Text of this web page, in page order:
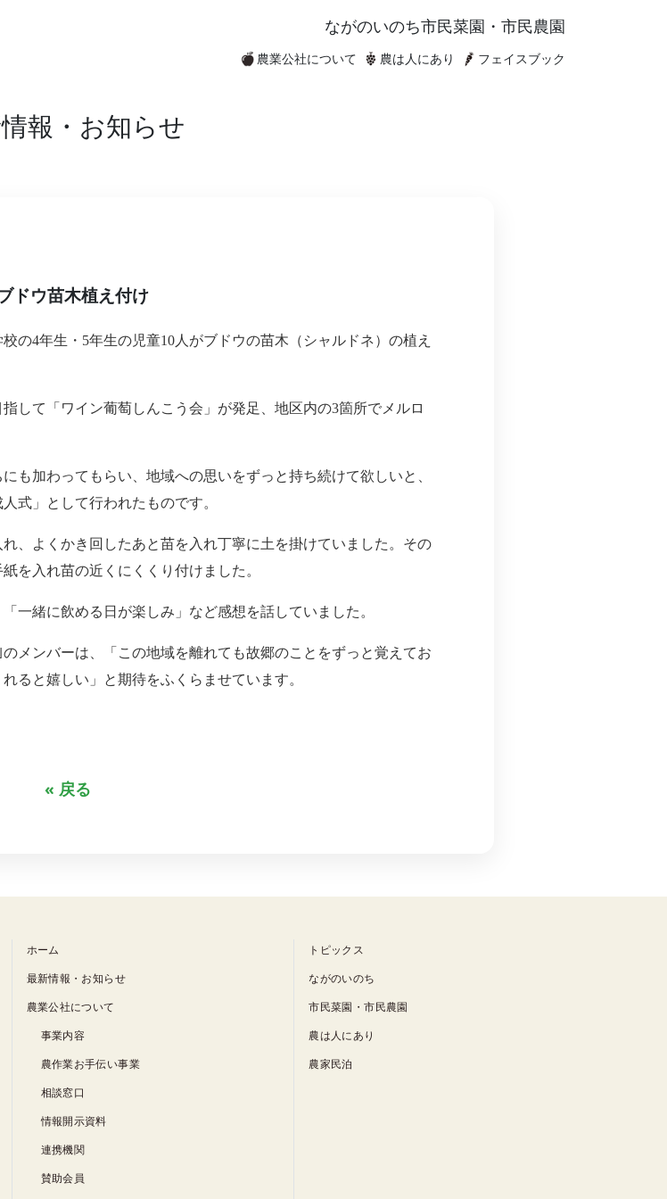
ながのいのち市民菜園・市民農園
農業公社について 農は人にあり フェイスブック
報・お知らせ
ドウ苗木植え付け
の4年生・5年生の児童10人がブドウの苗木（シャルドネ）の植え
して「ワイン葡萄しんこう会」が発足、地区内の3箇所でメルロ
も加わってもらい、地域への思いをずっと持ち続けて欲しいと、
式」として行われたものです。
、よくかき回したあと苗を入れ丁寧に土を掛けていました。その
を入れ苗の近くにくくり付けました。
一緒に飲める日が楽しみ」など感想を話していました。
メンバーは、「この地域を離れても故郷のことをずっと覚えてお
ると嬉しい」と期待をふくらませています。
« 戻る
ホーム
最新情報・お知らせ
農業公社について
事業内容
農作業お手伝い事業
相談窓口
情報開示資料
連携機関
賛助会員
トピックス
ながのいのち
市民菜園・市民農園
農は人にあり
農家民泊